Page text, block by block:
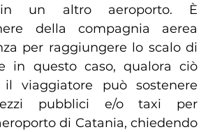
in un altro aeroporto. È
della compagnia aerea
per raggiungere lo scalo di
in questo caso, qualora ciò
il viaggiatore può sostenere
pubblici e/o taxi per
di Catania, chiedendo